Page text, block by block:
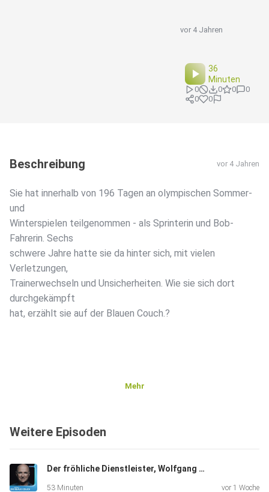
vor 4 Jahren
36
Minuten
0 0 0
0
0
0
Beschreibung vor 4 Jahren
Sie hat innerhalb von 196 Tagen an olympischen Sommer-
und
Winterspielen teilgenommen - als Sprinterin und Bob-
Fahrerin. Sechs
schwere Jahre hatte sie da hinter sich, mit vielen
Verletzungen,
Trainerwechseln und Unsicherheiten. Wie sie sich dort
durchgekämpft
hat, erzählt sie auf der Blauen Couch.?
Mehr
Weitere Episoden
Der fröhliche Dienstleister, Wolfgang Krebs, Kabarettist, "Ich bin dankbar für alles, was ich habe".
53 Minuten vor 1 Woche